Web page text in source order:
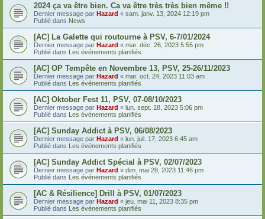
2024 ça va être bien. Ca va être très très bien même !!
Dernier message par Hazard « sam. janv. 13, 2024 12:19 pm
Publié dans News
[AC] La Galette qui routourne à PSV, 6-7/01/2024
Dernier message par Hazard « mar. déc. 26, 2023 5:55 pm
Publié dans Les événements planifiés
[AC] OP Tempête en Novembre 13, PSV, 25-26/11/2023
Dernier message par Hazard « mar. oct. 24, 2023 11:03 am
Publié dans Les événements planifiés
[AC] Oktober Fest 11, PSV, 07-08/10/2023
Dernier message par Hazard « lun. sept. 18, 2023 5:06 pm
Publié dans Les événements planifiés
[AC] Sunday Addict à PSV, 06/08/2023
Dernier message par Hazard « lun. juil. 17, 2023 6:45 am
Publié dans Les événements planifiés
[AC] Sunday Addict Spécial à PSV, 02/07/2023
Dernier message par Hazard « dim. mai 28, 2023 11:46 pm
Publié dans Les événements planifiés
[AC & Résilience] Drill à PSV, 01/07/2023
Dernier message par Hazard « jeu. mai 11, 2023 8:35 pm
Publié dans Les événements planifiés